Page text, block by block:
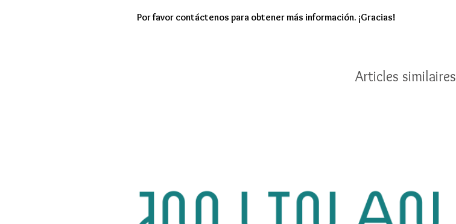
Por favor contáctenos para obtener más información. ¡Gracias!
Articles similaires